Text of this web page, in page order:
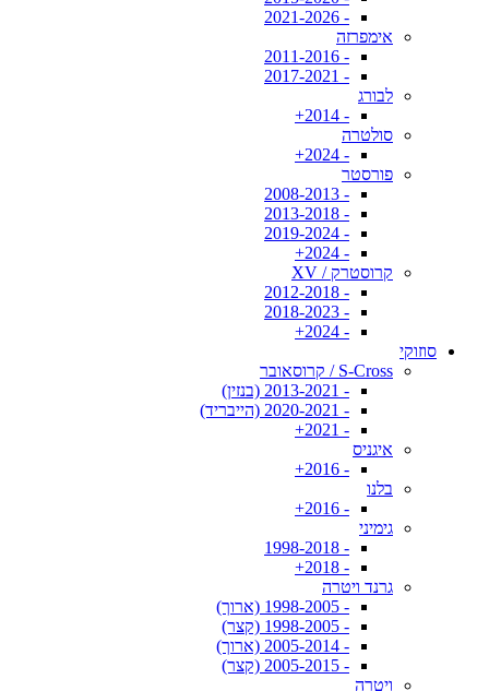
- 2021-2026
אימפרזה
- 2011-2016
- 2017-2021
לבורג
- 2014+
סולטרה
- 2024+
פורסטר
- 2008-2013
- 2013-2018
- 2019-2024
- 2024+
קרוסטרק / XV
- 2012-2018
- 2018-2023
- 2024+
סוזוקי
S-Cross / קרוסאובר
- 2013-2021 (בנזין)
- 2020-2021 (הייבריד)
- 2021+
איגניס
- 2016+
בלנו
- 2016+
גימיני
- 1998-2018
- 2018+
גרנד ויטרה
- 1998-2005 (ארוך)
- 1998-2005 (קצר)
- 2005-2014 (ארוך)
- 2005-2015 (קצר)
ויטרה